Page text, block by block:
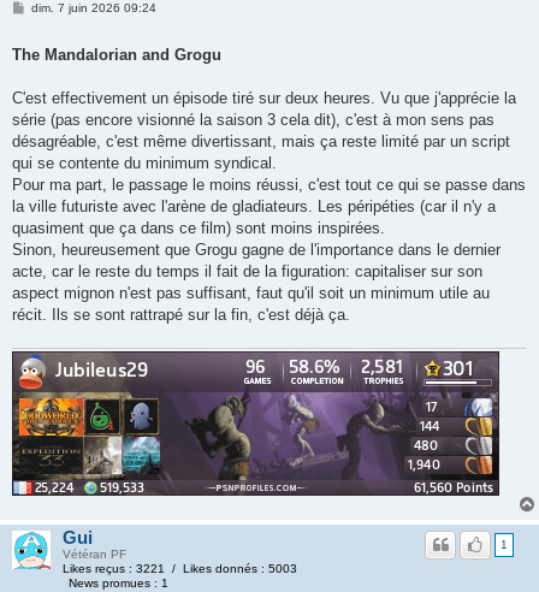
dim. 7 juin 2026 09:24
The Mandalorian and Grogu
C'est effectivement un épisode tiré sur deux heures. Vu que j'apprécie la
série (pas encore visionné la saison 3 cela dit), c'est à mon sens pas
désagréable, c'est même divertissant, mais ça reste limité par un script
qui se contente du minimum syndical.
Pour ma part, le passage le moins réussi, c'est tout ce qui se passe dans
la ville futuriste avec l'arène de gladiateurs. Les péripéties (car il n'y a
quasiment que ça dans ce film) sont moins inspirées.
Sinon, heureusement que Grogu gagne de l'importance dans le dernier
acte, car le reste du temps il fait de la figuration: capitaliser sur son
aspect mignon n'est pas suffisant, faut qu'il soit un minimum utile au
récit. Ils se sont rattrapé sur la fin, c'est déjà ça.
Gui
Vétéran PF
Likes reçus : 3221 / Likes donnés : 5003
News promues : 1
1